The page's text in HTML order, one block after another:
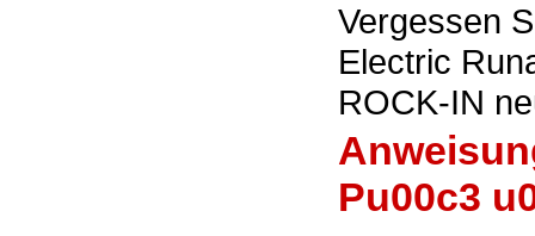
Vergessen
Electric
ROCK-IN
Pu00c3